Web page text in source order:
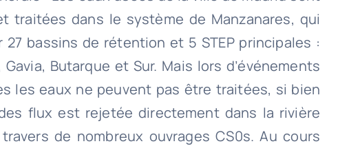
traitées dans le système de Manzanares, qui
bassins de rétention et 5 STEP principales :
Gavia, Butarque et Sur. Mais lors d’événements
les eaux ne peuvent pas être traitées, si bien
flux est rejetée directement dans la rivière
de nombreux ouvrages CS0s. Au cours